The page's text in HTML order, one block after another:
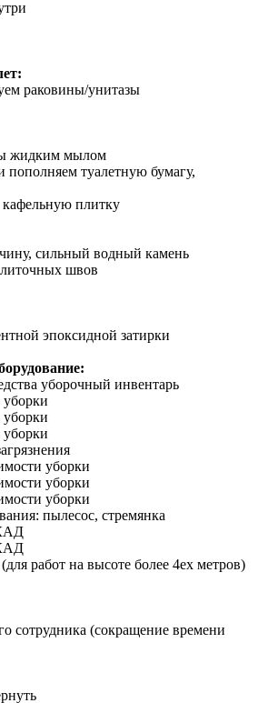
раковины/унитазы
жидким мылом
пополняем туалетную бумагу,
плитку
сильный водный камень
швов
эпоксидной затирки
уборочный инвентарь
уборки
уборки
уборки
пылесос, стремянка
работ на высоте более 4ех метров)
сотрудника (сокращение времени